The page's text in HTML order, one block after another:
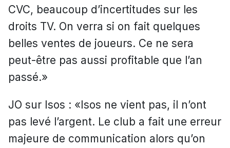
CVC, beaucoup d’incertitudes sur les
droits TV. On verra si on fait quelques
belles ventes de joueurs. Ce ne sera
peut-être pas aussi profitable que l’an
passé.»
JO sur Isos : «Isos ne vient pas, il n’ont
pas levé l’argent. Le club a fait une erreur
majeure de communication alors qu’on